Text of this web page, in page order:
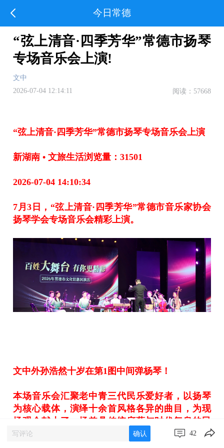
今日常德
“弦上清音·四季芳华”常德市扬琴
专场音乐会上演!
文中
2026-07-04 12:14:11
阅读：57668
“弦上清音·四季芳华”常德市扬琴专场音乐会上演
新湖南 • 文旅生活浏览量：31501
2026-07-04 14:10:34
7月3日，“弦上清音·四季芳华”常德市音乐家协会
扬琴学会专场音乐会精彩上演。
文中外孙浩然十岁在第1图中间弹杨琴！
本场音乐会汇聚老中青三代民乐爱好者，以扬琴
为核心载体，演绎十余首风格各异的曲目，为现
场观众献上了一场兼具传统底蕴与时代气息的民
族器乐盛宴。
确认 42